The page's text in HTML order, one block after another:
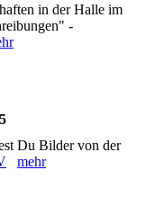
in der Halle im
-
Du Bilder von der
mehr